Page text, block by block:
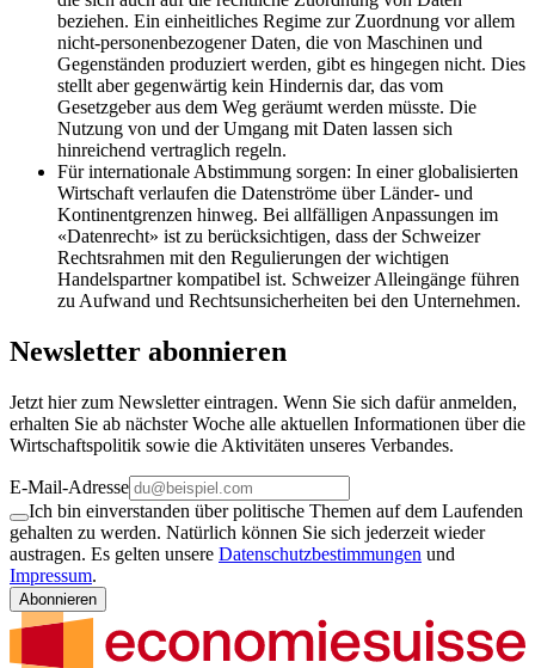
beziehen. Ein einheitliches Regime zur Zuordnung vor allem
nicht-personenbezogener Daten, die von Maschinen und
Gegenständen produziert werden, gibt es hingegen nicht. Dies
stellt aber gegenwärtig kein Hindernis dar, das vom
Gesetzgeber aus dem Weg geräumt werden müsste. Die
Nutzung von und der Umgang mit Daten lassen sich
hinreichend vertraglich regeln.
Für internationale Abstimmung sorgen: In einer globalisierten
Wirtschaft verlaufen die Datenströme über Länder- und
Kontinentgrenzen hinweg. Bei allfälligen Anpassungen im
«Datenrecht» ist zu berücksichtigen, dass der Schweizer
Rechtsrahmen mit den Regulierungen der wichtigen
Handelspartner kompatibel ist. Schweizer Alleingänge führen
zu Aufwand und Rechtsunsicherheiten bei den Unternehmen.
Newsletter abonnieren
Jetzt hier zum Newsletter eintragen. Wenn Sie sich dafür anmelden,
erhalten Sie ab nächster Woche alle aktuellen Informationen über die
Wirtschaftspolitik sowie die Aktivitäten unseres Verbandes.
E-Mail-Adresse
Ich bin einverstanden über politische Themen auf dem Laufenden
gehalten zu werden. Natürlich können Sie sich jederzeit wieder
austragen. Es gelten unsere Datenschutzbestimmungen und
Impressum.
Abonnieren